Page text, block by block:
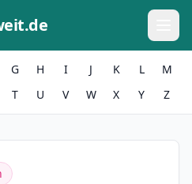
G H I J K L
M
T U V W X Y Z